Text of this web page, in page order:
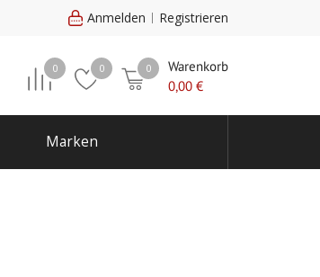
Anmelden Registrieren
0 0 0
Warenkorb
0,00 €
Marken